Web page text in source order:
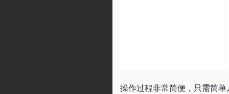
操作过程非常简便，只需简